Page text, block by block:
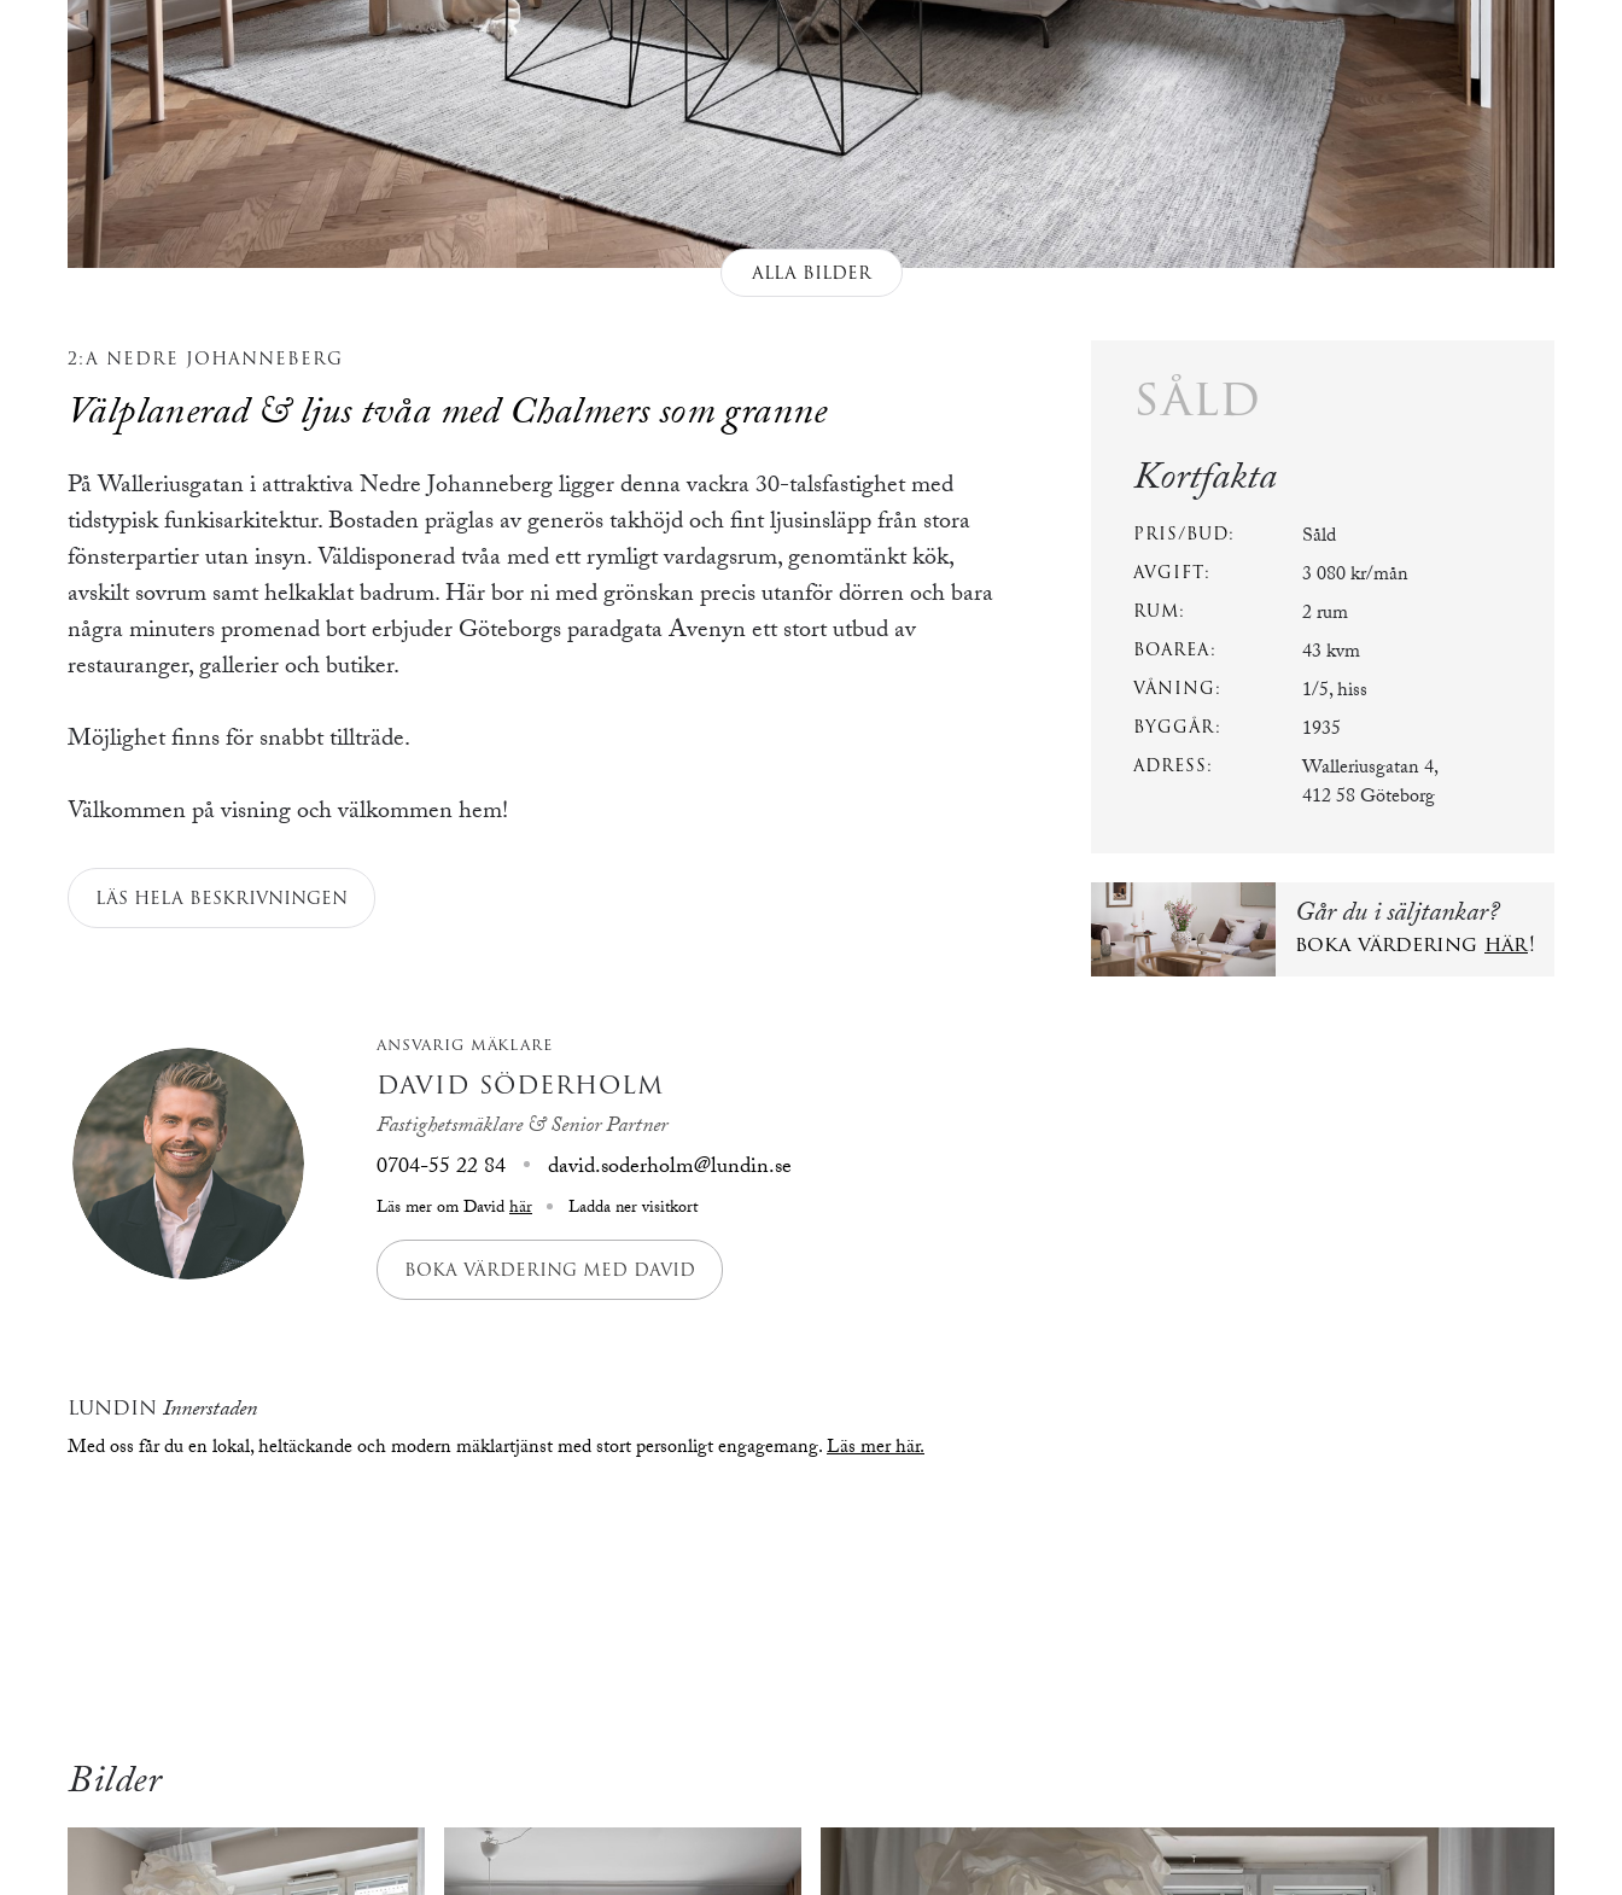
ALLA BILDER
2:A NEDRE JOHANNEBERG
Välplanerad & ljus tvåa med Chalmers som granne
På Walleriusgatan i attraktiva Nedre Johanneberg ligger denna vackra 30-talsfastighet med
tidstypisk funkisarkitektur. Bostaden präglas av generös takhöjd och fint ljusinsläpp från stora
fönsterpartier utan insyn. Väldisponerad tvåa med ett rymligt vardagsrum, genomtänkt kök,
avskilt sovrum samt helkaklat badrum. Här bor ni med grönskan precis utanför dörren och bara
några minuters promenad bort erbjuder Göteborgs paradgata Avenyn ett stort utbud av
restauranger, gallerier och butiker.
Möjlighet finns för snabbt tillträde.
Välkommen på visning och välkommen hem!
LÄS HELA BESKRIVNINGEN
ANSVARIG MÄKLARE
DAVID SÖDERHOLM
Fastighetsmäklare & Senior Partner
0704-55 22 84
david.soderholm@lundin.se
Läs mer om Davidhär Ladda ner visitkort
BOKA VÄRDERING MED DAVID
LUNDIN Innerstaden
Med oss får du en lokal, heltäckande och modern mäklartjänst med stort personligt engagemang.Läs mer här.
såld
Kortfakta
PRIS/BUD: Såld
AVGIFT: 3 080 kr/mån
RUM: 2 rum
BOAREA: 43 kvm
VÅNING: 1/5, hiss
BYGGÅR: 1935
ADRESS:
Walleriusgatan 4,
412 58 Göteborg
Går du i säljtankar?
boka värdering här!
Bilder